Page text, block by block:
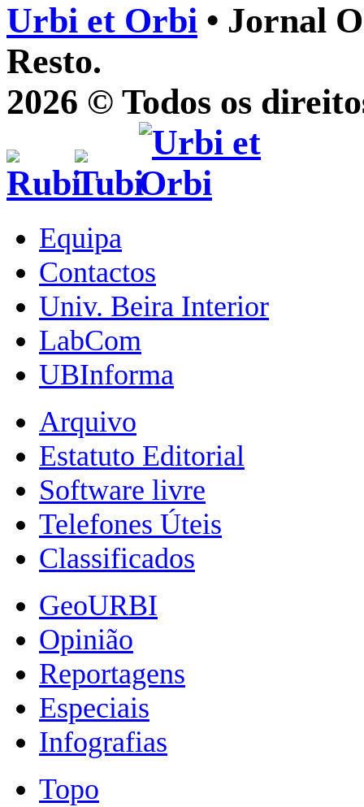
Urbi et Orbi • Jornal
Resto.
2026 © Todos os
Equipa
Contactos
Univ. Beira Interior
LabCom
UBInforma
Arquivo
Estatuto Editorial
Software livre
Telefones Úteis
Classificados
GeoURBI
Opinião
Reportagens
Especiais
Infografias
Topo